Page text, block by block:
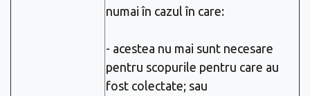
numai în cazul în care:
- acestea nu mai sunt necesare
pentru scopurile pentru care au
fost colectate; sau